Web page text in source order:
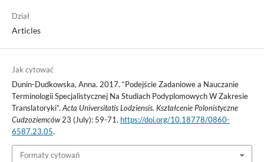
Dział
Articles
Jak cytować
Dunin-Dudkowska, Anna. 2017. “Podejście Zadaniowe a Nauczanie
Terminologii Specjalistycznej Na Studiach Podyplomowych W Zakresie
Translatoryki”. Acta Universitatis Lodziensis. Kształcenie Polonistyczne
Cudzoziemców23 (July): 59-71. https://doi.org/10.18778/0860-
6587.23.05.
Formaty cytowań